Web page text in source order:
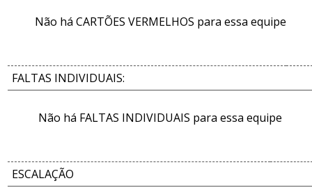
Não há CARTÕES VERMELHOS para essa equipe
FALTAS INDIVIDUAIS:
Não há FALTAS INDIVIDUAIS para essa equipe
ESCALAÇÃO